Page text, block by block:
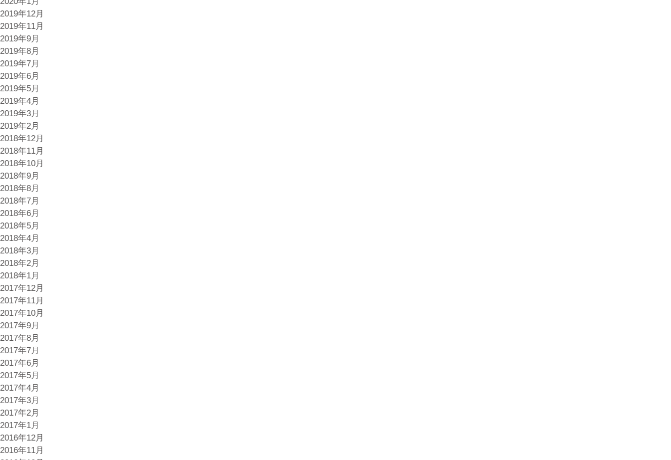
2019年12月
2019年11月
2019年9月
2019年8月
2019年7月
2019年6月
2019年5月
2019年4月
2019年3月
2019年2月
2018年12月
2018年11月
2018年10月
2018年9月
2018年8月
2018年7月
2018年6月
2018年5月
2018年4月
2018年3月
2018年2月
2018年1月
2017年12月
2017年11月
2017年10月
2017年9月
2017年8月
2017年7月
2017年6月
2017年5月
2017年4月
2017年3月
2017年2月
2017年1月
2016年12月
2016年11月